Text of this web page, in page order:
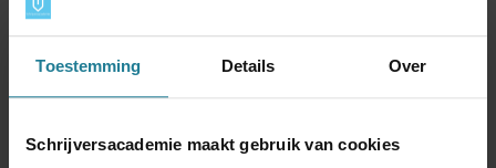
Toestemming Details Over
Schrijversacademie maakt gebruik van cookies
geleerde beter in de praktijk te brengen. Ik leerde anders
kijken naar de wereld om me heen; overal is inspiratie! Ik
lees nu met andere ogen boeken en zelfs films en series
kijk ik anders. Wat heb ik inmiddels een enorme
schrijf je niet “even”.